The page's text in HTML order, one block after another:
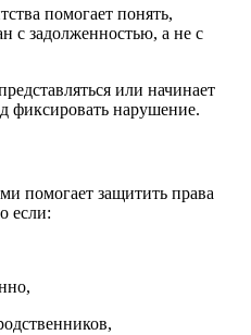
помогает понять,
с задолженностью, а не с
или начинает
фиксировать нарушение.
помогает защитить права
если: